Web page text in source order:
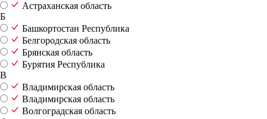
Астраханская область
Б
Башкортостан Республика
Белгородская область
Брянская область
Бурятия Республика
В
Владимирская область
Владимирская область
Волгоградская область